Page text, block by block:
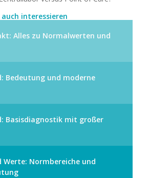
interessieren
Alles zu Normalwerten und
Bedeutung und moderne
Basisdiagnostik mit großer
Werte: Normbereiche und